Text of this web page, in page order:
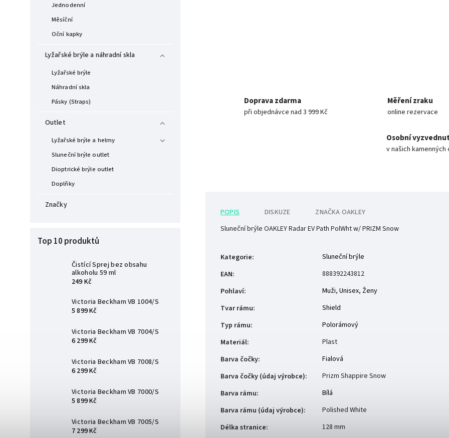
Jednodenní
Měsíční
Oční kapky
Lyžařské brýle a náhradní skla
Lyžařské brýle
Náhradní skla
Pásky (Straps)
Outlet
Lyžařské brýle a helmy
Sluneční brýle outlet
Dioptrické brýle outlet
Doplňky
Značky
Top 10 produktů
Čistící Sprej bez obsahu
alkoholu 59 ml
249 Kč
Victoria Beckham VB 1004/S
5 899 Kč
Victoria Beckham VB 7004/S
6 299 Kč
Victoria Beckham VB 7008/S
6 299 Kč
Victoria Beckham VB 7000/S
5 899 Kč
Victoria Beckham VB 7005/S
7 299 Kč
Doprava zdarma
při objednávce nad 3 999 Kč
Měření zraku
online rezervace
Osobní
v našich
POPIS DISKUZE ZNAČKA OAKLEY
Sluneční brýle OAKLEY Radar EV Path PolWht w/ PRIZM Snow
Kategorie:
Sluneční brýle
EAN:
888392243812
Pohlaví: Muži, Unisex, Ženy
Tvar rámu:
Shield
Typ rámu:
Polorámový
Materiál:
Plast
Barva čočky:
Fialová
Barva čočky (údaj výrobce):
Prizm Shappire Snow
Barva rámu:
Bílá
Barva rámu (údaj výrobce):
Polished White
Délka stranice:
128 mm